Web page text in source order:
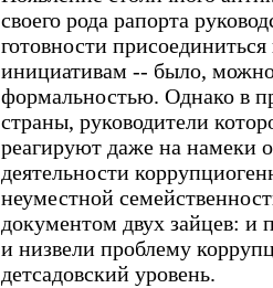
своего рода рапорта
готовности
инициативам -- было,
формальностью. Однако в
страны, руководители
реагируют даже на намеки
деятельности
неуместной
документом двух зайцев: и
и низвели проблему
детсадовский уровень.